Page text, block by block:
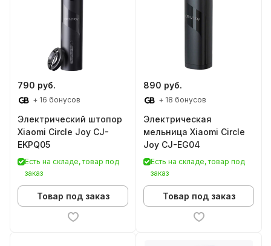
790 руб.
+ 16 бонусов
Электрический штопор
Xiaomi Circle Joy CJ-
EKPQ05
Есть на складе, товар под
заказ
Товар под заказ
890 руб.
+ 18 бонусов
Электрическая
мельница Xiaomi Circle
Joy CJ-EG04
Есть на складе, товар под
заказ
Товар под заказ